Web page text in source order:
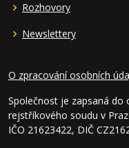
Rozhovory
Newslettery
O zpracování osobních
Společnost je zapsaná do
rejstříkového soudu v
IČO 21623422, DIČ